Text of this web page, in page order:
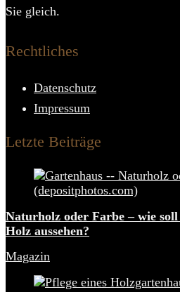
Sie gleich.
Rechtliches
Datenschutz
Impressum
Letzte Beiträge
Naturholz oder Farbe – wie
Holz aussehen?
Magazin